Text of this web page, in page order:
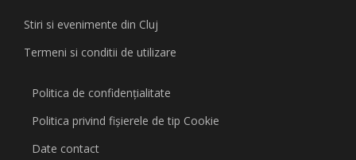
Stiri si evenimente din Cluj
Termeni si conditii de utilizare
Politica de confidențialitate
Politica privind fişierele de tip Cookie
Date contact